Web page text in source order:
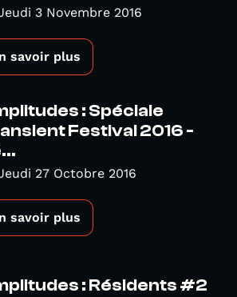
3 Novembre 2016
savoir plus
: Spéciale
Festival 2016 -
27 Octobre 2016
savoir plus
: Résidents #2